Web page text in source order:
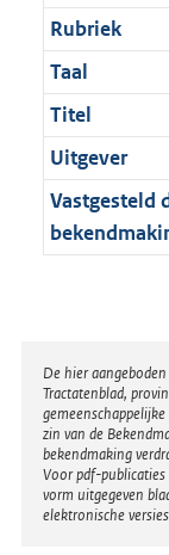
Rubriek
Taal
Titel
Uitgever
Vastgesteld
Disclaimer
De hier
Tractatenblad,
zin van de
bekendmaking
Voor pdf-publicaties
vorm uitgegeven
elektronische